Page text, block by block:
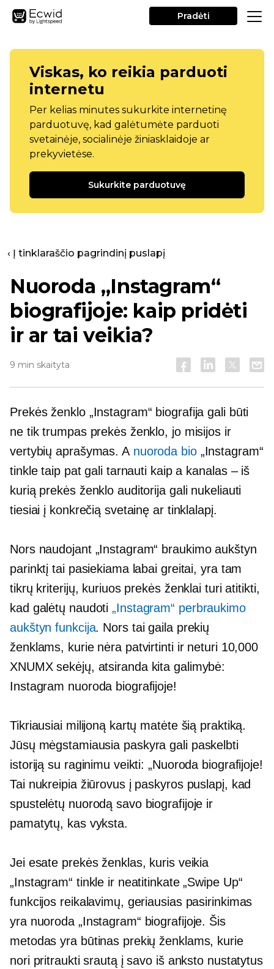
Pradėti
Viskas, ko reikia parduoti
internetu
Per kelias minutes sukurkite internetinę
parduotuvę, kad galėtumėte parduoti
svetainėje, socialinėje žiniasklaidoje ar
prekyvietėse.
Sukurkite parduotuvę
‹ Į tinklaraščio pagrindinį puslapį
Nuoroda „Instagram“
biografijoje: kaip pridėti
ir ar tai veikia?
9 min skaityta
Prekės ženklo „Instagram“ biografija gali būti
ne tik trumpas prekės ženklo, jo misijos ir
vertybių aprašymas. A nuoroda bio„Instagram“
tinkle taip pat gali tarnauti kaip a kanalas – iš
kurią prekės ženklo auditorija gali nukeliauti
tiesiai į konkrečią svetainę ar tinklalapį.
Nors naudojant „Instagram“ braukimo aukštyn
parinktį tai pasiekiama labai greitai, yra tam
tikrų kriterijų, kuriuos prekės ženklai turi atitikti,
kad galėtų naudoti„Instagram“ perbraukimo
aukštyn funkcija. Nors tai gaila prekių
ženklams, kurie nėra patvirtinti ir neturi 10,000
XNUMX sekėjų, atsiranda kita galimybė:
Instagram nuoroda biografijoje!
Tikriausiai milijoną kartų matėte šią praktiką.
Jūsų mėgstamiausia paskyra gali paskelbti
istoriją su raginimu veikti: „Nuoroda biografijoje!
Tai nukreipia žiūrovus į paskyros puslapį, kad
spustelėtų nuorodą savo biografijoje ir
pamatytų, kas vyksta.
Jei esate prekės ženklas, kuris veikia
„Instagram“ tinkle ir neatitinkate „Swipe Up“
funkcijos reikalavimų, geriausias pasirinkimas
yra nuoroda „Instagram“ biografijoje. Šis
metodas yra būtinas prekių ženklams, kurie
nori pritraukti srautą į savo iš anksto nustatytus